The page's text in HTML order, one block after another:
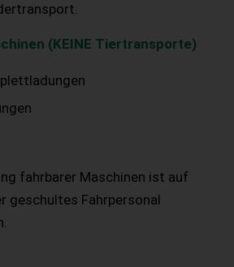
(KEINE Tiertransporte)
fahrbarer Maschinen ist auf
geschultes Fahrpersonal